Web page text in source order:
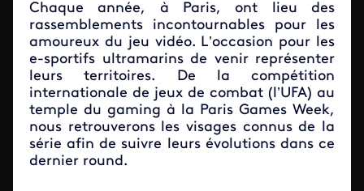
Chaque année, à Paris, ont lieu des
rassemblements incontournables pour les
amoureux du jeu vidéo. L’occasion pour les
e-sportifs ultramarins de venir représenter
leurs territoires. De la compétition
internationale de jeux de combat (l’UFA) au
temple du gaming à la Paris Games Week,
nous retrouverons les visages connus de la
série afin de suivre leurs évolutions dans ce
dernier round.